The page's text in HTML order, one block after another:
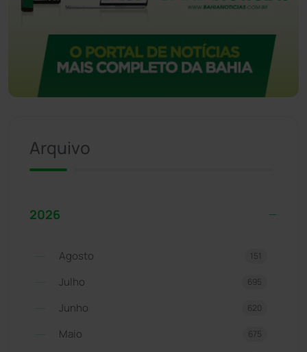
Arquivo
2026
Agosto 151
Julho 695
Junho 620
Maio 675